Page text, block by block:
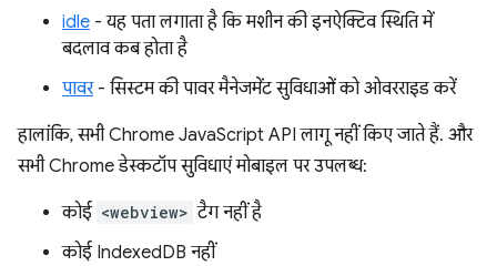
idle - यह पता लगाता है कि मशीन की इनऐक्टिव स्थिति में
बदलाव कब होता है
पावर- सिस्टम की पावर मैनेजमेंट सुविधाओं को ओवरराइड करें
हालांकि, सभी Chrome JavaScript API लागू नहीं किए जाते हैं. और
सभी Chrome डेस्कटॉप सुविधाएं मोबाइल पर उपलब्ध:
कोई <webview> टैग नहीं है
कोई IndexedDB नहीं